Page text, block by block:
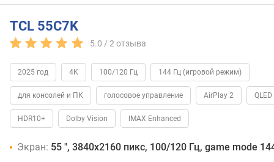
TCL 55C7K
5.0 /2 отзыва
2025 год 4K 100/120 Гц 144 Гц (игровой режим)
для консолей и ПК голосовое управление AirPlay 2 QLED
HDR10+ Dolby Vision IMAX Enhanced
Экран: 55 ", 3840x2160 пикс, 100/120 Гц, game mode